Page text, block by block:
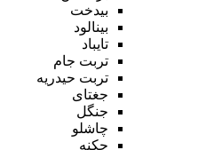
بیدخت
بینالود
تایباد
تربت جام
تربت حیدریه
جغتای
جنگل
چاشلو
چکنه